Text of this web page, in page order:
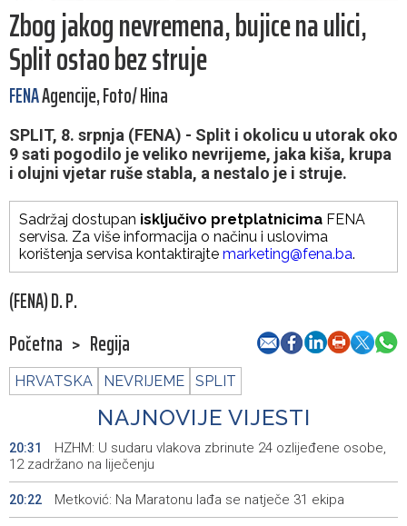
Zbog jakog nevremena, bujice na ulici,
Split ostao bez struje
FENAAgencije, Foto/ Hina
SPLIT, 8. srpnja (FENA) - Split i okolicu u utorak oko
9 sati pogodilo je veliko nevrijeme, jaka kiša, krupa
i olujni vjetar ruše stabla, a nestalo je i struje.
Sadržaj dostupan isključivo pretplatnicima FENA
servisa. Za više informacija o načinu i uslovima
korištenja servisa kontaktirajte marketing@fena.ba.
(FENA) D. P.
Početna > Regija
HRVATSKA NEVRIJEME SPLIT
NAJNOVIJE VIJESTI
20:31
HZHM: U sudaru vlakova zbrinute 24 ozlijeđene osobe,
12 zadržano na liječenju
20:22 Metković: Na Maratonu lađa se natječe 31 ekipa